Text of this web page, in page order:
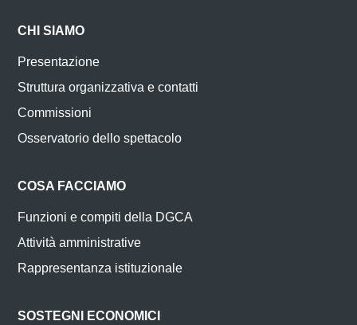
CHI SIAMO
Presentazione
Struttura organizzativa e contatti
Commissioni
Osservatorio dello spettacolo
COSA FACCIAMO
Funzioni e compiti della DGCA
Attività amministrative
Rappresentanza istituzionale
SOSTEGNI ECONOMICI